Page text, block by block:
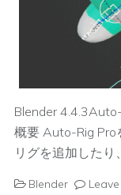
Blender
概要 Auto-Rig Pro
リグを追加した
Blender